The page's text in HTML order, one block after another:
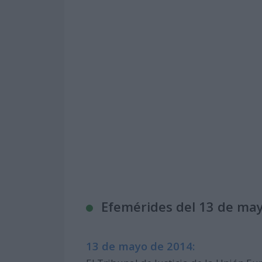
Efemérides del 13 de
13 de mayo de 2014: